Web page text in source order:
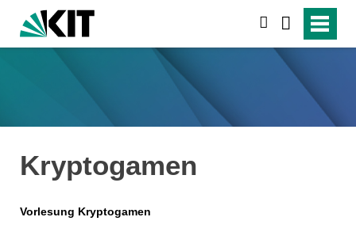
Kryptogamen
Vorlesung Kryptogamen